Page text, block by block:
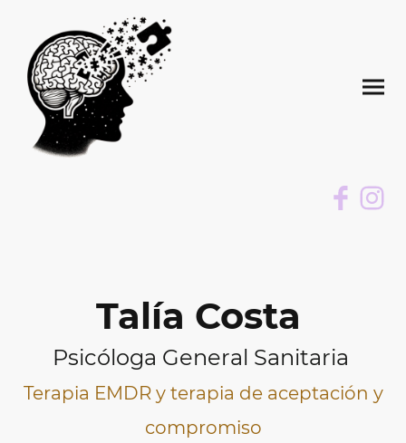
Talía Costa
Psicóloga General Sanitaria
Terapia EMDR y terapia de aceptación y
compromiso